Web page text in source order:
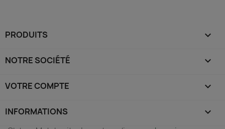
PRODUITS 
NOTRE SOCIÉTÉ 
VOTRE COMPTE 
INFORMATIONS keyboard_arrow_down